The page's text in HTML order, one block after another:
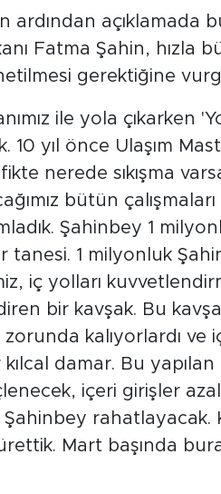
ardından açıklamada
Fatma Şahin, hızla
gerektiğine
ile yola çıkarken
10 yıl önce Ulaşım
nerede sıkışma
bütün
Şahinbey 1
tanesi. 1 milyonluk
iç yolları
bir kavşak. Bu
kalıyorlardı ve
kılcal damar. Bu
içeri girişler
rahatlayacak.
Mart başında